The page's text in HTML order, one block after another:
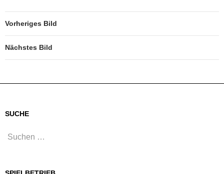
Vorheriges Bild
Nächstes Bild
SUCHE
Suchen